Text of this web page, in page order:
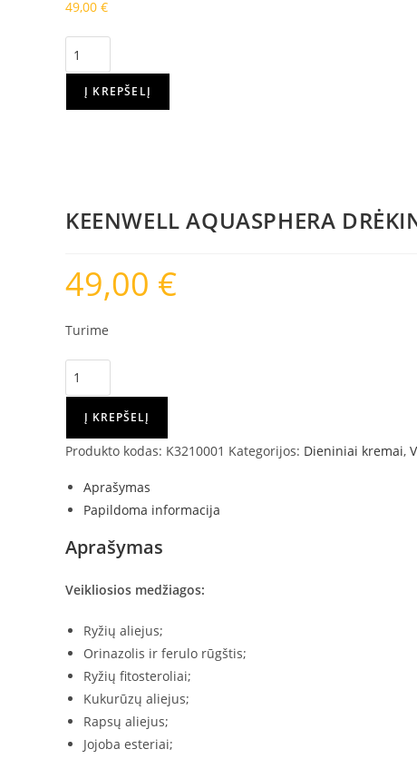
49,00 €
Į KREPŠELĮ
KEENWELL AQUASPHERA
49,00 €
Turime
Į KREPŠELĮ
Produkto kodas: K3210001 Kategorijos: Dieniniai kremai,
Aprašymas
Papildoma informacija
Aprašymas
Veikliosios medžiagos:
Ryžių aliejus;
Orinazolis ir ferulo rūgštis;
Ryžių fitosteroliai;
Kukurūzų aliejus;
Rapsų aliejus;
Jojoba esteriai;